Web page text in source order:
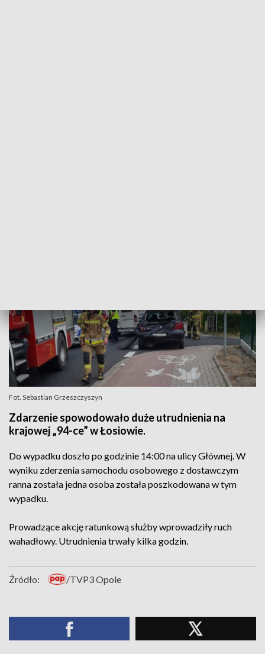
Fot. Sebastian Grzeszczyszyn
Zdarzenie spowodowało duże utrudnienia na
krajowej „94-ce” w Łosiowie.
Do wypadku doszło po godzinie 14:00 na ulicy Głównej. W
wyniku zderzenia samochodu osobowego z dostawczym
ranna została jedna osoba została poszkodowana w tym
wypadku.
Prowadzące akcję ratunkową służby wprowadziły ruch
wahadłowy. Utrudnienia trwały kilka godzin.
Źródło: /TVP3 Opole